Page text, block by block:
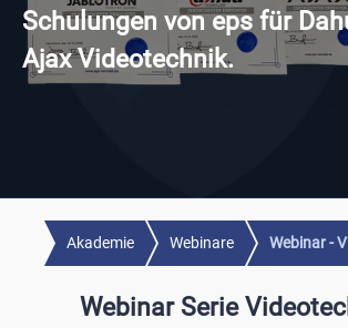
Schulungen von eps für
Ajax Videotechnik.
Akademie Webinare Webinar -
Webinar Serie